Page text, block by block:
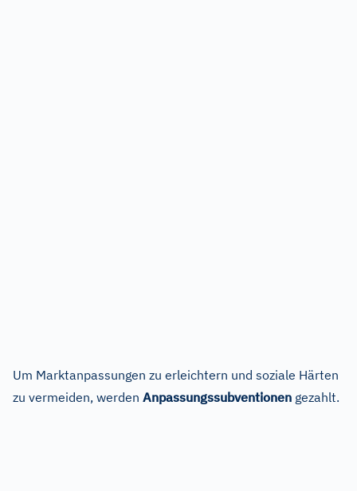
Um Marktanpassungen zu erleichtern und soziale Härten
zu vermeiden, werden Anpassungssubventionen gezahlt.